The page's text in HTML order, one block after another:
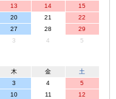
13 14
15
20 21
22
27 28
29
3 4 5
木 金
土
3 4
5
10 11 12